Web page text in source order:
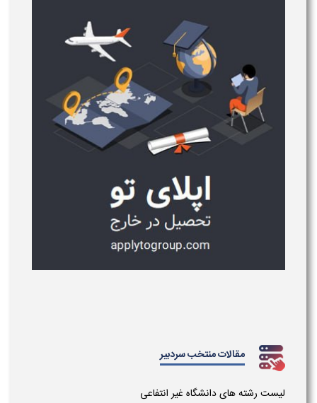
مقالات منتخب سردبیر
لیست رشته های دانشگاه غیر انتفاعی